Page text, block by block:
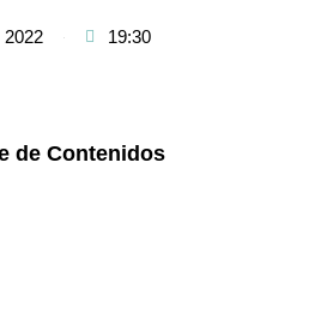
2022 19:30
de Contenidos